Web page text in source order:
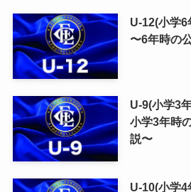
U-12(小学6
〜6年時の
U-9(小学3
小学3年時
説〜
U-10(小学4